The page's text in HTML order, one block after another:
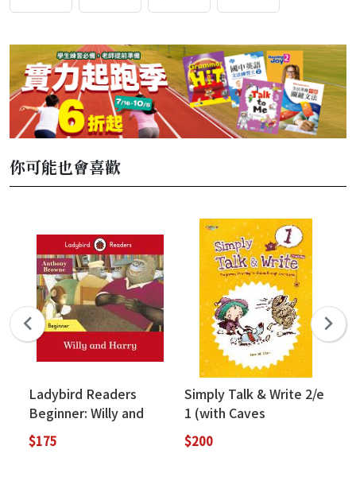
你可能也會喜歡
Ladybird Readers
Beginner: Willy and
Harry
$175
Simply Talk & Write 2/e
1 (with Caves
WebSource)
$200